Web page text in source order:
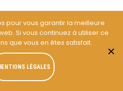
pour vous garantir la meilleure
Si vous continuez à utiliser ce
que vous en êtes satisfait.
LÉGALES